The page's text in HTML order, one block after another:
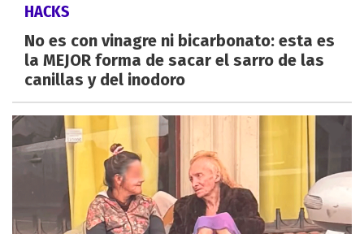
HACKS
No es con vinagre ni bicarbonato: esta es
la MEJOR forma de sacar el sarro de las
canillas y del inodoro